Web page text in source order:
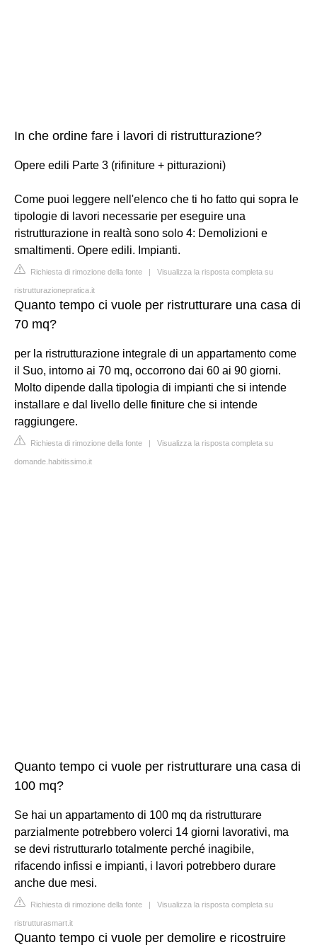
In che ordine fare i lavori di ristrutturazione?
Opere edili Parte 3 (rifiniture + pitturazioni)
Come puoi leggere nell'elenco che ti ho fatto qui sopra le
tipologie di lavori necessarie per eseguire una
ristrutturazione in realtà sono solo 4: Demolizioni e
smaltimenti. Opere edili. Impianti.
Richiesta di rimozione della fonte | Visualizza la risposta completa su
ristrutturazionepratica.it
Quanto tempo ci vuole per ristrutturare una casa di
70 mq?
per la ristrutturazione integrale di un appartamento come
il Suo, intorno ai 70 mq, occorrono dai 60 ai 90 giorni.
Molto dipende dalla tipologia di impianti che si intende
installare e dal livello delle finiture che si intende
raggiungere.
Richiesta di rimozione della fonte | Visualizza la risposta completa su
domande.habitissimo.it
Quanto tempo ci vuole per ristrutturare una casa di
100 mq?
Se hai un appartamento di 100 mq da ristrutturare
parzialmente potrebbero volerci 14 giorni lavorativi, ma
se devi ristrutturarlo totalmente perché inagibile,
rifacendo infissi e impianti, i lavori potrebbero durare
anche due mesi.
Richiesta di rimozione della fonte | Visualizza la risposta completa su
ristrutturasmart.it
Quanto tempo ci vuole per demolire e ricostruire